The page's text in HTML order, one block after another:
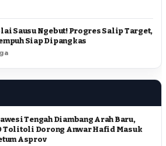
Sausu Ngebut! Progres Salip Target,
Siap Dipangkas
Tengah Diambang Arah Baru,
Tolitoli Dorong Anwar Hafid Masuk
Asprov